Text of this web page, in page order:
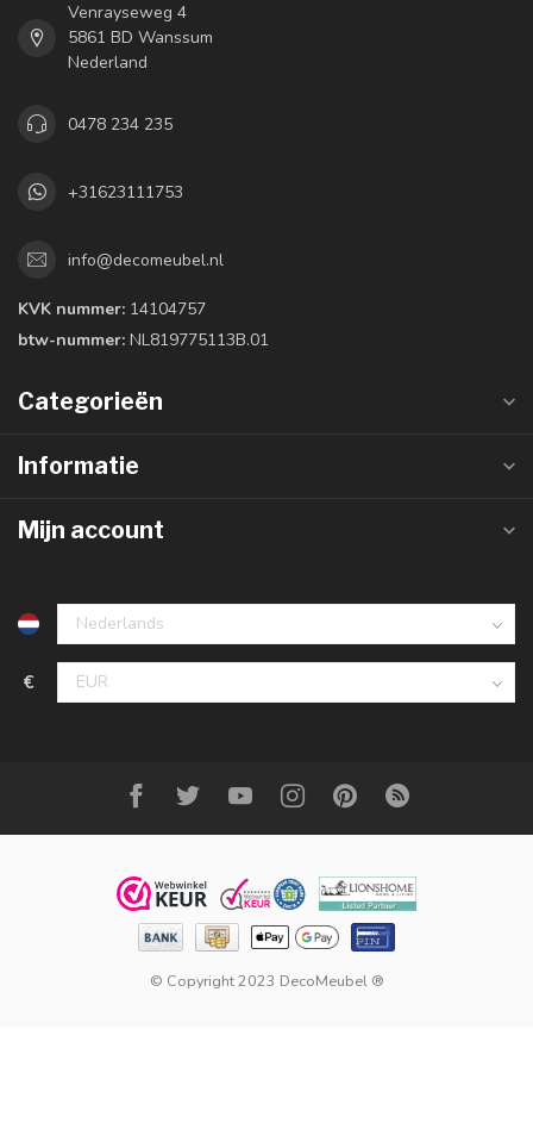
Venrayseweg 4
5861 BD Wanssum
Nederland
0478 234 235
+31623111753
info@decomeubel.nl
KVK nummer: 14104757
btw-nummer: NL819775113B.01
Categorieën
Informatie
Mijn account
€
© Copyright 2023 DecoMeubel ®